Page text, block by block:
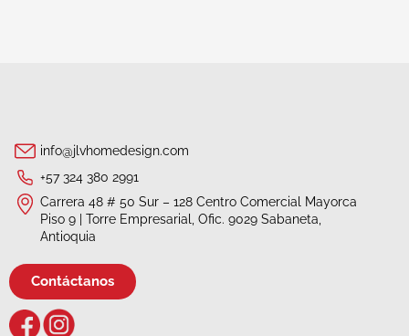
info@jlvhomedesign.com
+57 324 380 2991
Carrera 48 # 50 Sur – 128 Centro Comercial Mayorca
Piso 9 | Torre Empresarial, Ofic. 9029 Sabaneta,
Antioquia
Contáctanos